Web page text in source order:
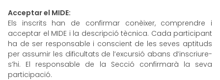
Acceptar el MIDE:
Els inscrits han de confirmar conèixer, comprendre i
acceptar el MIDE i la descripció tècnica. Cada participant
ha de ser responsable i conscient de les seves aptituds
per assumir les dificultats de l’excursió abans d’inscriure-
s’hi. El responsable de la Secció confirmarà la seva
participació.